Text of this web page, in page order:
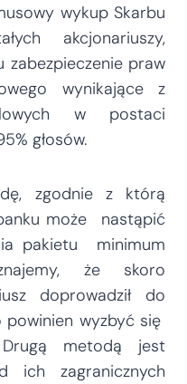
wykup Skarbu
akcjonariuszy,
praw
wynikające z
w postaci
głosów.
zgodnie z którą
może nastąpić
pakietu minimum
że skoro
doprowadził do
wyzbyć się
metodą jest
zagranicznych